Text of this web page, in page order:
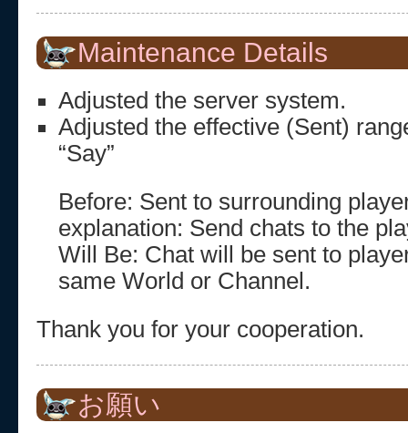
Maintenance Details
Adjusted the server system.
Adjusted the effective (Sent)
“Say”
Before: Sent to surrounding
explanation: Send chats to the
Will Be: Chat will be sent to
same World or Channel.
Thank you for your cooperation.
お願い